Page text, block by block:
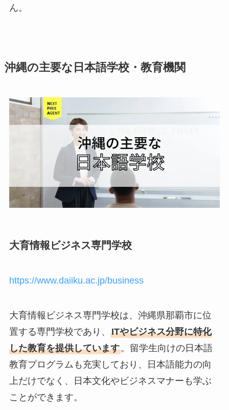
ん。
沖縄の主要な日本語学校・教育機関
大育情報ビジネス専門学校
https://www.daiiku.ac.jp/business
大育情報ビジネス専門学校は、沖縄県那覇市に位
置する専門学校であり、 ITやビジネス分野に特化
した教育を提供しています。留学生向けの日本語
教育プログラムも充実しており、日本語能力の向
上だけでなく、日本文化やビジネスマナーも学ぶ
ことができます。